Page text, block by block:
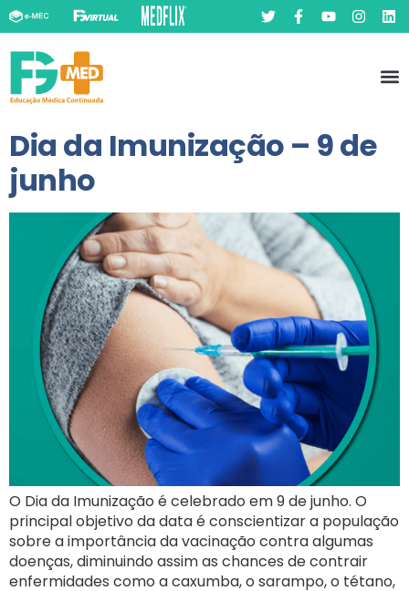
Dia da Imunização – 9 de
junho
O Dia da Imunização é celebrado em 9 de junho. O
principal objetivo da data é conscientizar a população
sobre a importância da vacinação contra algumas
doenças, diminuindo assim as chances de contrair
enfermidades como a caxumba, o sarampo, o tétano,